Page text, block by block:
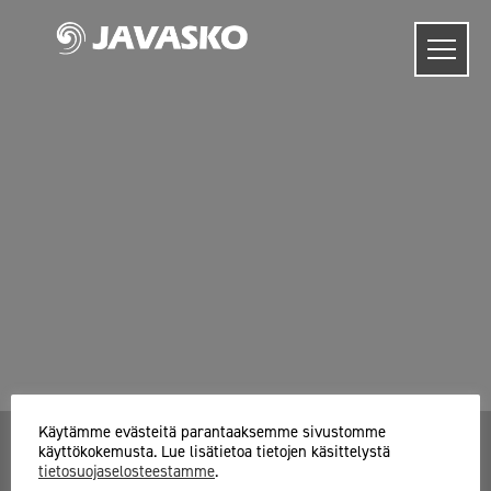
Javasko Oy
Käytämme evästeitä parantaaksemme sivustomme
käyttökokemusta. Lue lisätietoa tietojen käsittelystä
tietosuojaselosteestamme.